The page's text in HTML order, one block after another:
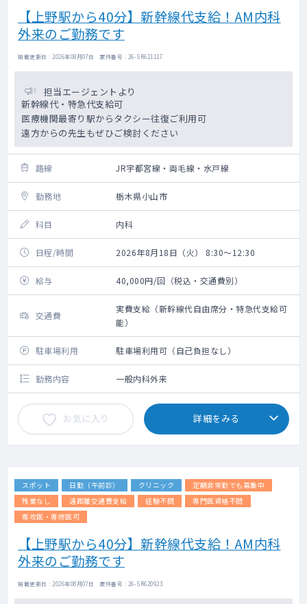
【上野駅から40分】新幹線代支給！AM内科
外来のご勤務です
掲載更新日 : 2026年08月07日 案件番号 : 26-SR621117
担当エージェントより
新幹線代・特急代支給可
医療機関最寄り駅からタクシー往復ご利用可
遠方からの先生もぜひご検討ください
路線 JR宇都宮線・両毛線・水戸線
勤務地 栃木県小山市
科目 内科
日程/時間 2026年8月18日（火） 8:30～12:30
給与 40,000円/回（税込・交通費別）
交通費
実費支給（新幹線代自由席分・特急代支給可
能）
駐車場利用 駐車場利用可（自己負担なし）
勤務内容 一般内科外来
お気に入り 詳細をみる
スポット 日勤（午前診） クリニック
定期非常勤でも募集中
残業なし
遠距離交通費支給 経験不問
専門医資格不問
専攻医・専修医可
【上野駅から40分】新幹線代支給！AM内科
外来のご勤務です
掲載更新日 : 2026年08月07日 案件番号 : 26-SR620923